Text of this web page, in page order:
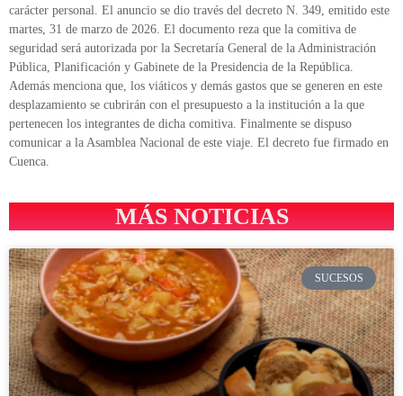
carácter personal. El anuncio se dio través del decreto N. 349, emitido este
martes, 31 de marzo de 2026. El documento reza que la comitiva de
seguridad será autorizada por la Secretaría General de la Administración
Pública, Planificación y Gabinete de la Presidencia de la República.
Además menciona que, los viáticos y demás gastos que se generen en este
desplazamiento se cubrirán con el presupuesto a la institución a la que
pertenecen los integrantes de dicha comitiva. Finalmente se dispuso
comunicar a la Asamblea Nacional de este viaje. El decreto fue firmado en
Cuenca.
MÁS NOTICIAS
SUCESOS